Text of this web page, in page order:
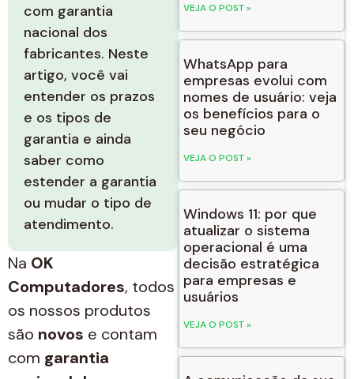
com garantia
nacional dos
fabricantes. Neste
artigo, você vai
entender os prazos
e os tipos de
garantia e ainda
saber como
estender a garantia
ou mudar o tipo de
atendimento.
Na OK
Computadores, todos
os nossos produtos
são novos e contam
com garantia
VEJA O POST »
WhatsApp para
empresas evolui com
nomes de usuário: veja
os benefícios para o
seu negócio
VEJA O POST »
Windows 11: por que
atualizar o sistema
operacional é uma
decisão estratégica
para empresas e
usuários
VEJA O POST »